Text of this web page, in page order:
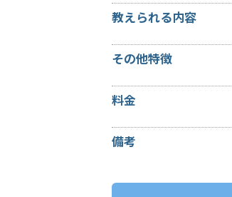
教えられる内容
その他特徴
料金
備考